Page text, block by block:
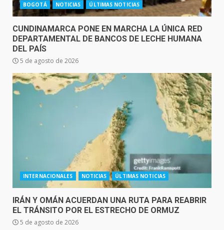
BOGOTÁ NOTICIAS ÚLTIMAS NOTICIAS
CUNDINAMARCA PONE EN MARCHA LA ÚNICA RED
DEPARTAMENTAL DE BANCOS DE LECHE HUMANA
DEL PAÍS
5 de agosto de 2026
INTERNACIONALES NOTICIAS ÚLTIMAS NOTICIAS
IRÁN Y OMÁN ACUERDAN UNA RUTA PARA REABRIR
EL TRÁNSITO POR EL ESTRECHO DE ORMUZ
5 de agosto de 2026